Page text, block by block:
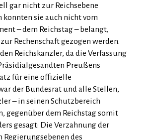
gar nicht zur Reichsebene
konnten sie auch nicht vom
– dem Reichstag – belangt,
Rechenschaft gezogen werden.
Reichs­kanz­ler, da die Verfassung
Preußens
für eine offizielle
der Bundesrat und alle Stellen,
– in seinen Schutzbereich
gegenüber dem Reichstag somit
gesagt: Die Verzahnung der
des